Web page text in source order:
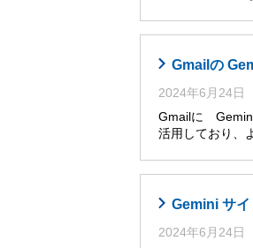
Gmailの
2024年6月24日
Gmailに Gemini
活用しており、
Gemini サ
2024年6月24日